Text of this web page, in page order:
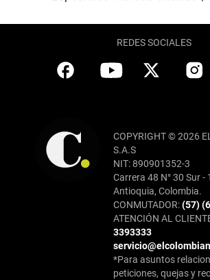
REDES SOCIALES
COPYRIGHT © 2026
S.A.S
NIT: 890901352-3
Carrera 48 N° 30 Sur -
Antioquia, Colombia.
CONMUTADOR:(57)
ATENCIÓN AL
3393333
*Para asuntos
peticiones, quejas y